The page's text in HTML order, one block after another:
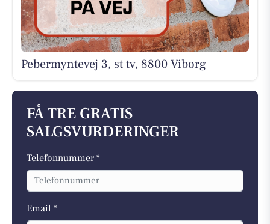
Pebermyntevej 3, st tv, 8800 Viborg
FÅ TRE GRATIS
SALGSVURDERINGER
Telefonnummer *
Email *